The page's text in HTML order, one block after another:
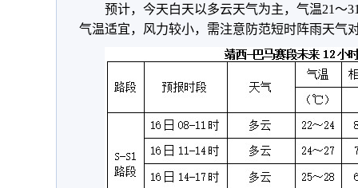
预计，今天白天以多云天气为主，气温21～
气温适宜，风力较小，需注意防范短时阵雨天气